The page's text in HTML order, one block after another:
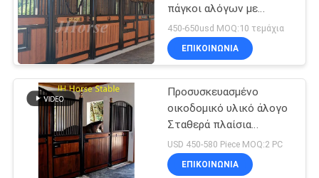
πάγκοι αλόγων με
μπαμπού, προαιρετικά
450-650usd MOQ:10 τεμάχια
ΕΠΙΚΟΙΝΩΝΙΑ
Προσυσκευασμένο
οικοδομικό υλικό άλογο
Σταθερά πλαίσια
σταθμού Ανεξάρτητα
USD 450-580 Piece MOQ:2 PC
ΕΠΙΚΟΙΝΩΝΙΑ